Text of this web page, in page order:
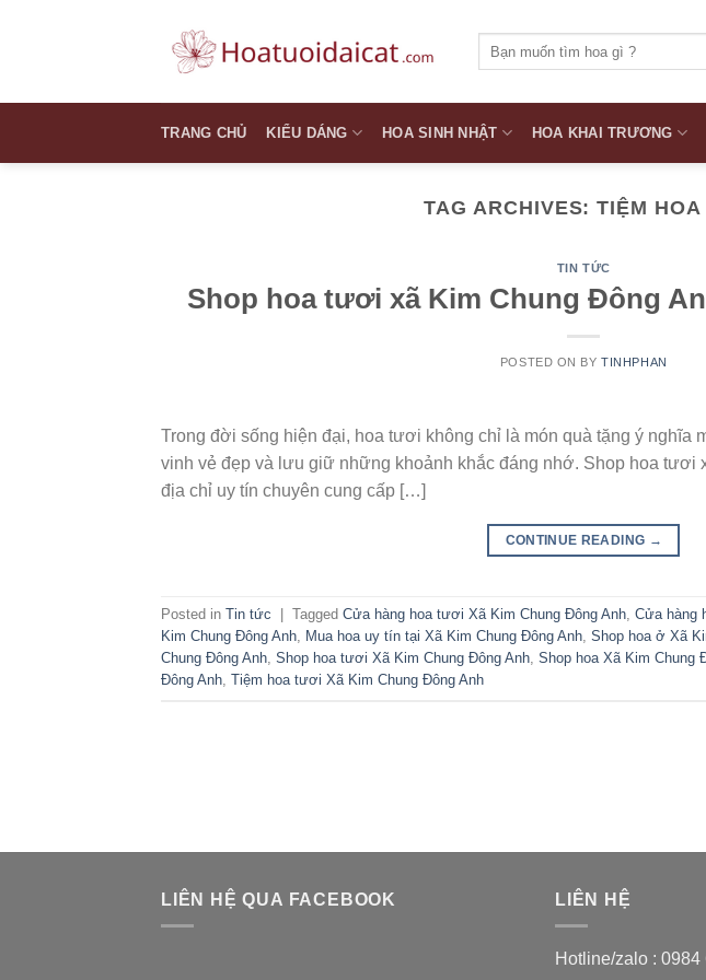
kiếm:
TRANG CHỦ KIỂU DÁNG HOA SINH NHẬT HOA KHAI TRƯƠNG
TAG ARCHIVES:TIỆM
TIN TỨC
Shop hoa tươi xã Kim Chung Đông
POSTED ON BYTINHPHAN
Trong đời sống hiện đại, hoa tươi không chỉ là món quà tặng ý nghĩa
vinh vẻ đẹp và lưu giữ những khoảnh khắc đáng nhớ. Shop hoa tươi
địa chỉ uy tín chuyên cung cấp […]
CONTINUE READING →
Posted in Tin tức Tagged Cửa hàng hoa tươi Xã Kim Chung Đông Anh, Cửa hàng
Kim Chung Đông Anh, Mua hoa uy tín tại Xã Kim Chung Đông Anh, Shop hoa ở Xã
Chung Đông Anh, Shop hoa tươi Xã Kim Chung Đông Anh, Shop hoa Xã Kim Chung
Đông Anh, Tiệm hoa tươi Xã Kim Chung Đông Anh
LIÊN HỆ QUA FACEBOOK LIÊN HỆ
Hotline/zalo : 0984